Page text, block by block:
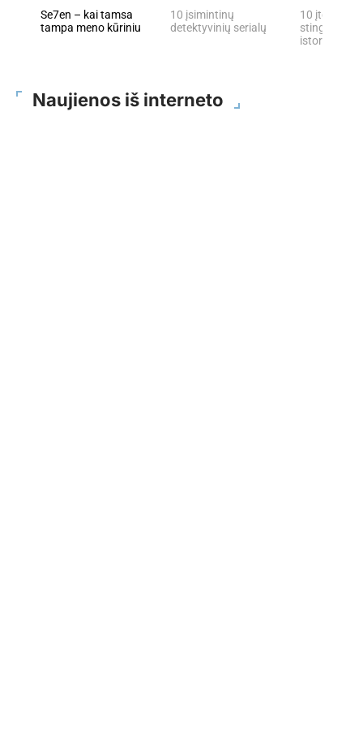
Se7en – kai tamsa
tampa meno kūriniu
10 įsimintinų
detektyvinių serialų
10 įtemptų,
stingdančių
istorijų
Naujienos iš interneto